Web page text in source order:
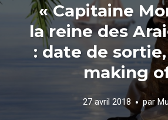
« Capitaine
la reine des
: date de
making
27 avril 2018 par